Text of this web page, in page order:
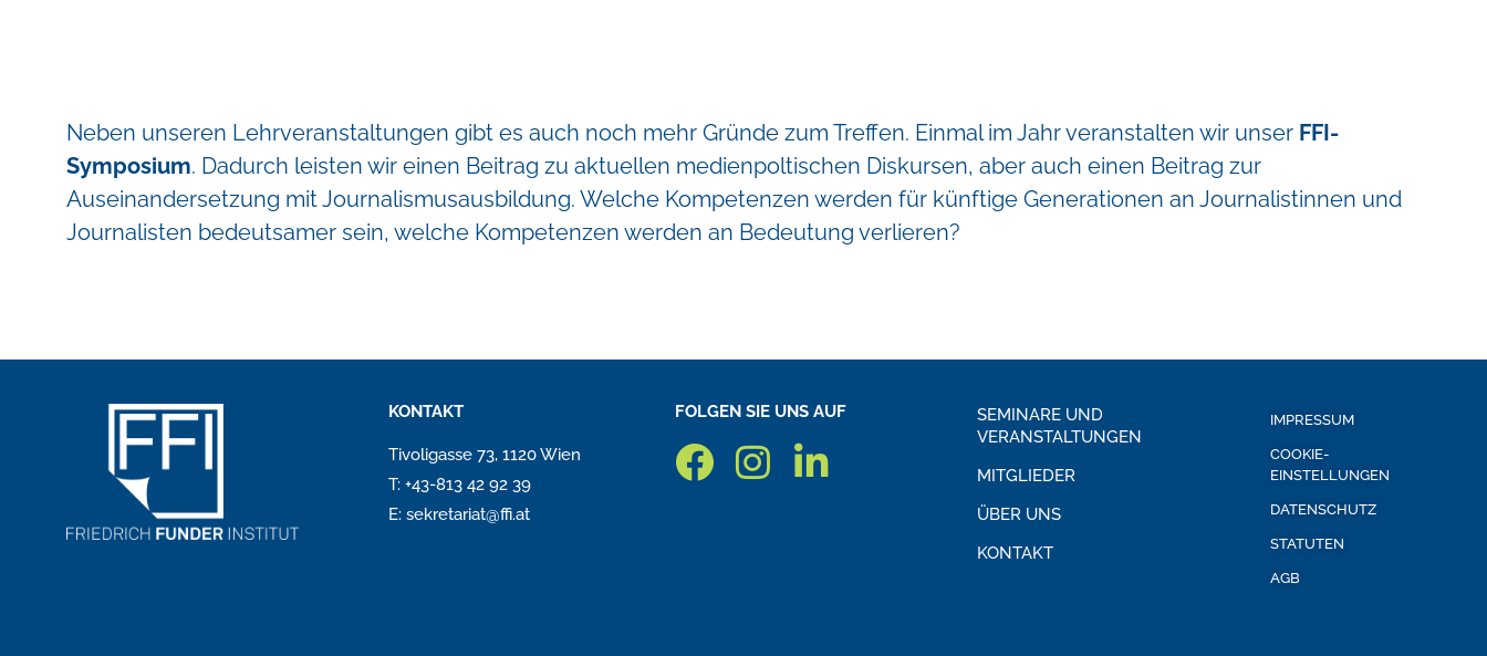
Neben unseren Lehrveranstaltungen gibt es auch noch mehr Gründe zum Treffen. Einmal im Jahr veranstalten wir unser FFI-
Symposium. Dadurch leisten wir einen Beitrag zu aktuellen medienpoltischen Diskursen, aber auch einen Beitrag zur
Auseinandersetzung mit Journalismusausbildung. Welche Kompetenzen werden für künftige Generationen an Journalistinnen und
Journalisten bedeutsamer sein, welche Kompetenzen werden an Bedeutung verlieren?
KONTAKT
Tivoligasse 73, 1120 Wien
T: +43-813 42 92 39
E: sekretariat@ffi.at
FOLGEN SIE UNS AUF
SEMINARE UND
VERANSTALTUNGEN
MITGLIEDER
ÜBER UNS
KONTAKT
IMPRESSUM
COOKIE-
EINSTELLUNGEN
DATENSCHUTZ
STATUTEN
AGB